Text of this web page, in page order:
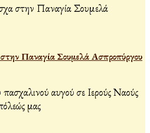
Παναγία Σουμελά Ασπροπύργου